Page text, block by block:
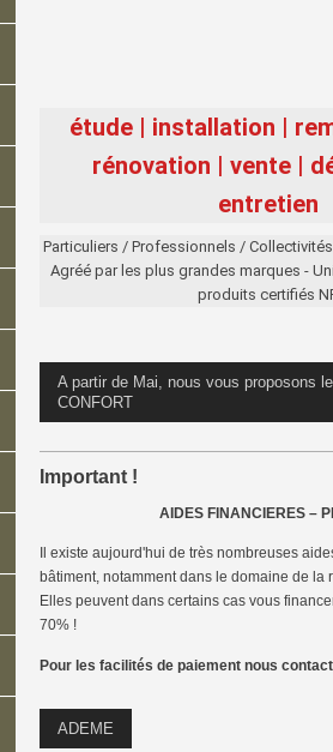
étude | installation |
rénovation | vente |
entretien
Particuliers / Professionnels /
Agréé par les plus grandes marques -
produits certifiés
A partir de Mai, nous vous proposons
CONFORT
Important !
AIDES FINANCIERES –
Il existe aujourd'hui de très nombreuses
bâtiment, notamment dans le domaine de la
Elles peuvent dans certains cas vous
70% !
Pour les facilités de paiement nous
ADEME